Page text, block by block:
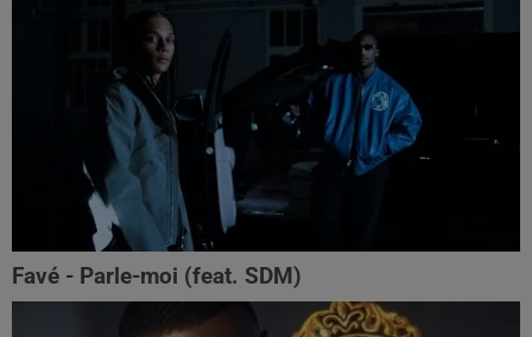
Favé - Parle-moi (feat. SDM)